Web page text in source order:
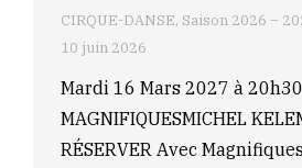
CIRQUE-DANSE, Saison 2026 –
10 juin 2026
Mardi 16 Mars 2027 à
MAGNIFIQUESMICHEL
RÉSERVER Avec